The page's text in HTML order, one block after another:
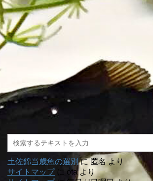
土佐錦当歳魚の選別に匿名より
サイトマップに otaより